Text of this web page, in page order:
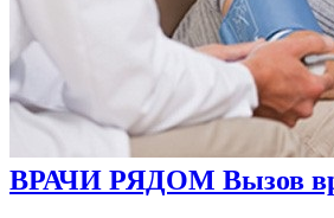
ВРАЧИ РЯДОМ Вызов